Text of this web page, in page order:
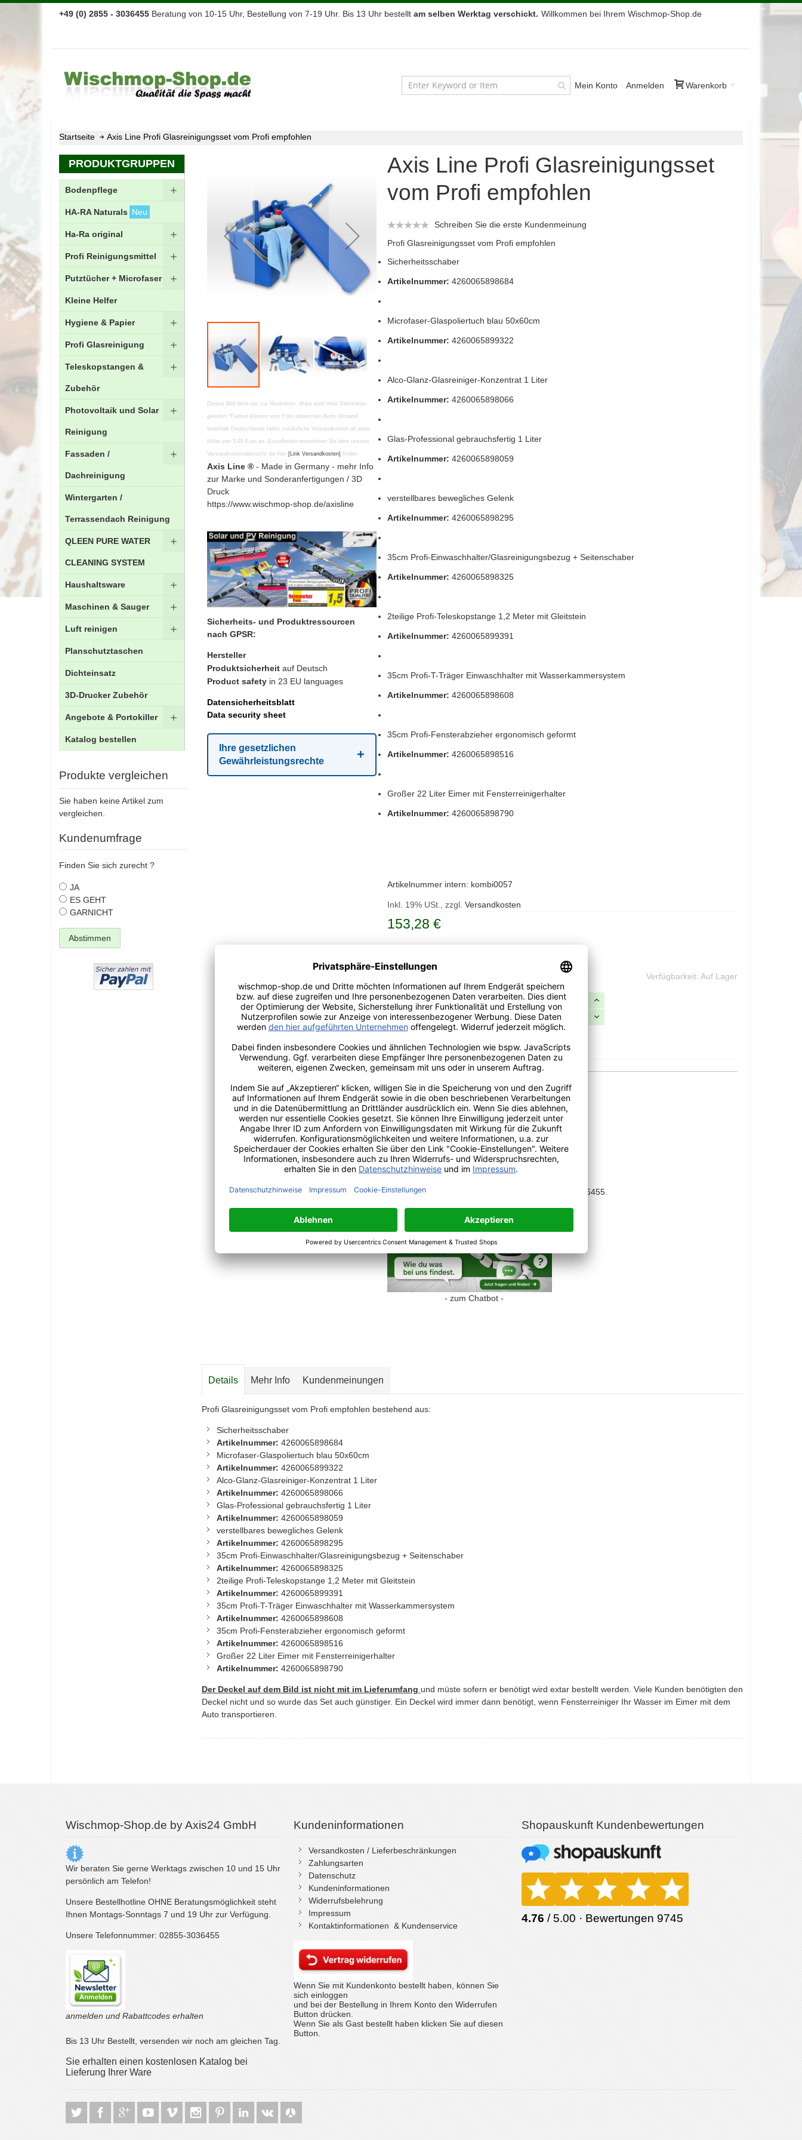
Willkommen bei Ihrem Wischmop-Shop.de
+49 (0) 2855 - 3036455 Beratung von 10-15 Uhr, Bestellung von 7-19 Uhr. Bis 13 Uhr bestellt am selben Werktag verschickt.
Mein Konto Anmelden Warenkorb
Startseite Axis Line Profi Glasreinigungsset vom Profi empfohlen
Zum
Anfang
der
Bildgalerie
springen
Dieses Bild dient nur zur Illustration. Ware wird ohne Dekoration
geliefert *Farben können vom Foto abweichen Beim Versand
innerhalb Deutschlands fallen zusätzliche Versandkosten ab einer
Höhe von 5,95 Euro an. Einzelheiten entnehmen Sie bitte unserer
Versandkostenübersicht die hier [Link Versandkosten] finden
Axis Line ®- Made in Germany - mehr Info
zur Marke und Sonderanfertigungen / 3D
Druck
https://www.wischmop-shop.de/axisline
Sicherheits- und Produktressourcen
nach GPSR:
Hersteller
Produktsicherheitauf Deutsch
Product safetyin 23 EU languages
Datensicherheitsblatt
Data security sheet
Ihre gesetzlichen
Gewährleistungsrechte
Axis Line Profi Glasreinigungsset
vom Profi empfohlen
Schreiben Sie die erste Kundenmeinung
Profi Glasreinigungsset vom Profi empfohlen
Sicherheitsschaber
Artikelnummer: 4260065898684
Microfaser-Glaspoliertuch blau 50x60cm
Artikelnummer: 4260065899322
Alco-Glanz-Glasreiniger-Konzentrat 1 Liter
Artikelnummer: 4260065898066
Glas-Professional gebrauchsfertig 1 Liter
Artikelnummer: 4260065898059
verstellbares bewegliches Gelenk
Artikelnummer: 4260065898295
35cm Profi-Einwaschhalter/Glasreinigungsbezug + Seitenschaber
Artikelnummer: 4260065898325
2teilige Profi-Teleskopstange 1,2 Meter mit Gleitstein
Artikelnummer: 4260065899391
35cm Profi-T-Träger Einwaschhalter mit Wasserkammersystem
Artikelnummer: 4260065898608
35cm Profi-Fensterabzieher ergonomisch geformt
Artikelnummer: 4260065898516
Großer 22 Liter Eimer mit Fensterreinigerhalter
Artikelnummer: 4260065898790
Artikelnummer intern: kombi0057
Inkl. 19% USt., zzgl. Versandkosten
153,28 €
Verfügbarkeit: Auf Lager
Menge
In den Warenkorb
Checkout now
ZUR WUNSCHLISTE HINZUFÜGEN
Auf die Vergleichsliste
Rufen Sie
an unter 02855-3036455.
- zum Chatbot -
Details
Profi Glasreinigungsset vom Profi empfohlen bestehend aus:
Sicherheitsschaber
Artikelnummer: 4260065898684
Microfaser-Glaspoliertuch blau 50x60cm
Artikelnummer: 4260065899322
Alco-Glanz-Glasreiniger-Konzentrat 1 Liter
Artikelnummer: 4260065898066
Glas-Professional gebrauchsfertig 1 Liter
Artikelnummer: 4260065898059
verstellbares bewegliches Gelenk
Artikelnummer: 4260065898295
35cm Profi-Einwaschhalter/Glasreinigungsbezug + Seitenschaber
Artikelnummer: 4260065898325
2teilige Profi-Teleskopstange 1,2 Meter mit Gleitstein
Artikelnummer: 4260065899391
35cm Profi-T-Träger Einwaschhalter mit Wasserkammersystem
Artikelnummer: 4260065898608
35cm Profi-Fensterabzieher ergonomisch geformt
Artikelnummer: 4260065898516
Großer 22 Liter Eimer mit Fensterreinigerhalter
Artikelnummer: 4260065898790
Der Deckel auf dem Bild ist nicht mit im Lieferumfang und müste sofern er benötigt wird extar bestellt werden. Viele Kunden benötigten den
Deckel nicht und so wurde das Set auch günstiger. Ein Deckel wird immer dann benötigt, wenn Fensterreiniger Ihr Wasser im Eimer mit dem
Auto transportieren.
Mehr Info Kundenmeinungen
PRODUKTGRUPPEN
Bodenpflege
HA-RA Naturals Neu
Ha-Ra original
Profi Reinigungsmittel
Putztücher + Microfaser
Kleine Helfer
Hygiene & Papier
Profi Glasreinigung
Teleskopstangen &
Zubehör
Photovoltaik und Solar
Reinigung
Fassaden /
Dachreinigung
Wintergarten /
Terrassendach Reinigung
QLEEN PURE WATER
CLEANING SYSTEM
Haushaltsware
Maschinen & Sauger
Luft reinigen
Planschutztaschen
Dichteinsatz
3D-Drucker Zubehör
Angebote & Portokiller
Katalog bestellen
Produkte vergleichen
Sie haben keine Artikel zum
vergleichen.
Kundenumfrage
Finden Sie sich zurecht ?
JA
ES GEHT
GARNICHT
Abstimmen
Wischmop-Shop.de by Axis24 GmbH
Wir beraten Sie gerne Werktags zwischen 10 und 15 Uhr
persönlich am Telefon!
Unsere Bestellhotline OHNE Beratungsmöglichkeit steht
Ihnen Montags-Sonntags 7 und 19 Uhr zur Verfügung.
Unsere Telefonnummer: 02855-3036455
anmelden und Rabattcodes erhalten
Bis 13 Uhr Bestellt, versenden wir noch am gleichen Tag.
Sie erhalten einen kostenlosen Katalog bei
Lieferung Ihrer Ware
Kundeninformationen
Versandkosten / Lieferbeschränkungen
Zahlungsarten
Datenschutz
Kundeninformationen
Widerrufsbelehrung
Impressum
Kontaktinformationen & Kundenservice
Wenn Sie mit Kundenkonto bestellt haben, können Sie
sich einloggen
und bei der Bestellung in Ihrem Konto den Widerrufen
Button drücken.
Wenn Sie als Gast bestellt haben klicken Sie auf diesen
Button.
Shopauskunft Kundenbewertungen